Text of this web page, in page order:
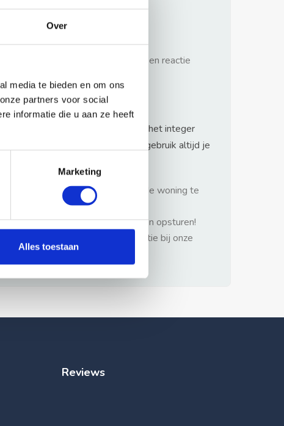
Over
media te bieden en om ons
partners voor social
informatie die u aan ze heeft
Marketing
Alles toestaan
verhaal kort
Wacht niet met reageren. Snel een reactie
Waarschuwing
Huurflits hecht veel waarde aan het integer
handelen van verhuurders maar gebruik altijd je
1: Nooit vooraf betalen zonder de woning te
hebben gezien.
2: Geen persoonlijke documenten opsturen!
3: Meld bij misbruik de advertentie bij onze
klantenservice.
Reviews